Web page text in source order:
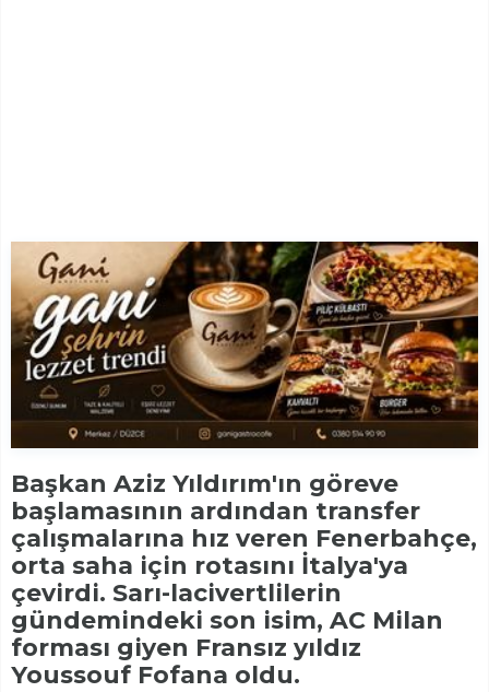
Başkan Aziz Yıldırım'ın göreve
başlamasının ardından transfer
çalışmalarına hız veren Fenerbahçe,
orta saha için rotasını İtalya'ya
çevirdi. Sarı-lacivertlilerin
gündemindeki son isim, AC Milan
forması giyen Fransız yıldız
Youssouf Fofana oldu.